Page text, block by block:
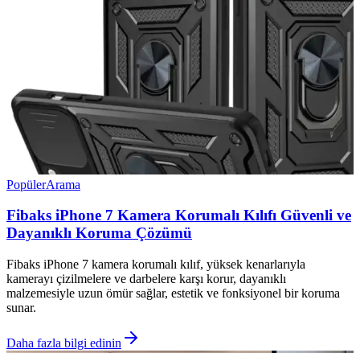
PopülerArama
Fibaks iPhone 7 Kamera Korumalı Kılıfı Güvenli ve
Dayanıklı Koruma Çözümü
Fibaks iPhone 7 kamera korumalı kılıf, yüksek kenarlarıyla
kamerayı çizilmelere ve darbelere karşı korur, dayanıklı
malzemesiyle uzun ömür sağlar, estetik ve fonksiyonel bir koruma
sunar.
Daha fazla bilgi edinin